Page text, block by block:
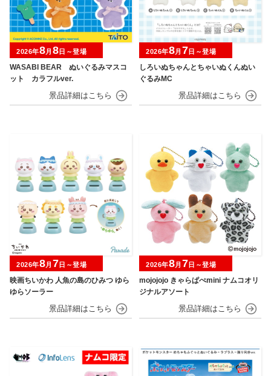
WASABI BEAR ぬいぐるみマスコ
ット カラフルver.
2026年8月 8日～登場
しろいぬちゃんとちゃいぬくんぬい
ぐるみMC
2026年8月 7日～登場
映画ちいかわ 人魚の島のひみつ ゆら
ゆらソーラー
2026年8月 7 日～登場
mojojojo きゃらぱぺmini ナムコオリ
ジナルアソート
2026年8月 7 日～登場